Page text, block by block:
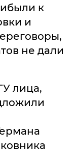
к
и
не дали
лица,